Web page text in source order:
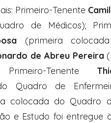
Primeiro-Tenente
de Médicos);
(primeira
de Abreu Pereira
Tenente
Quadro de
colocada do Quadro
e Estudo foi entregue